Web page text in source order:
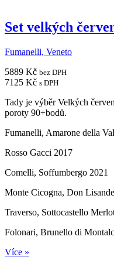
Set velkých
Fumanelli, Veneto
5889 Kč bez DPH
7125 Kč s DPH
Tady je výběr Velkých
poroty 90+bodů.
Fumanelli, Amarone della
Rosso Gacci 2017
Comelli, Soffumbergo 2021
Monte Cicogna, Don
Traverso, Sottocastello
Folonari, Brunello di
Více »